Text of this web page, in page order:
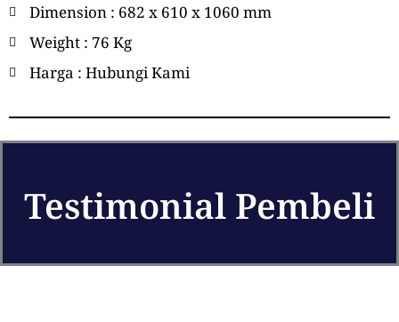
Dimension : 682 x 610 x 1060 mm
Weight : 76 Kg
Harga : Hubungi Kami
Testimonial Pembeli